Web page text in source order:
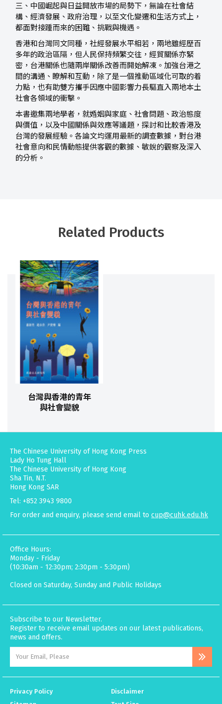
三、中國崛起與日益開放市場的局勢下，無論在社會結
構、經濟發展、政府治理，以至文化變遷和生活方式上，
都面對接踵而來的困難、挑戰與機遇。
香港和台灣同文同種，社經發展水平相若，兩地雖經歷百
多年的政治區隔，但人民保持頻繁交往，經貿關係亦緊
密，台港關係也隨兩岸關係改善而開始解凍。加強台港之
間的溝通、瞭解和互動，除了是一個推動區域化可取的着
力點，也有助雙方攜手因應中國影響力長驅直入兩地本土
社會各領域的衝擊。
本書邀集兩地學者，就婚姻與家庭、社會問題、政治態度
與價值，以及中國關係與效應等議題，探討和比較香港及
台灣的發展經驗。各論文均運用最新的調查數據，對台港
社會意向和民情動態提供客觀的數據、敏銳的觀察及深入
的分析。
Related Products
台灣與香港的青年
與社會變貌
The Chinese University of Hong Kong Press
Lady Ho Tung Hall
The Chinese University of Hong Kong
Sha Tin, N.T.
Hong Kong SAR
Tel: +852 3943 9800
For order and enquiry, please send email to cup@cuhk.edu.hk
Office Hours:
Monday - Friday
(10:30am - 12:30pm; 2:30pm - 5:30pm)
Closed on Saturday, Sunday and Public Holidays
Subscribe to our Newsletter.
Register to receive email updates on our latest publications,
news and offers.
Privacy Policy
Disclaimer